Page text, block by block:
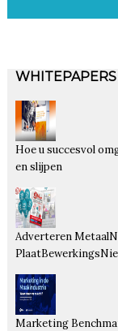
WHITEPAPERS
Hoe u succesvol
en slijpen
Adverteren
Marketing